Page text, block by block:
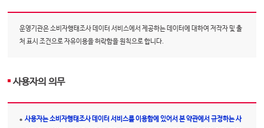
운영기관은 소비자행태조사 데이터 서비스에서 제공하는 데이터에 대하여 저작자 및 출
처 표시 조건으로 자유이용을 허락함을 원칙으로 합니다.
사용자의 의무
사용자는 소비자행태조사 데이터 서비스를 이용함에 있어서 본 약관에서 규정하는 사